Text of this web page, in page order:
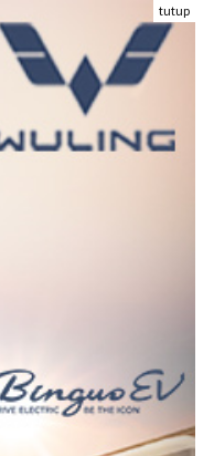
ke
konten
tutup